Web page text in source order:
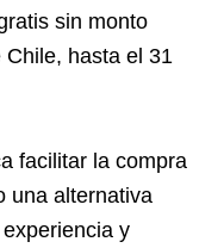
sin monto
hasta el 31
facilitar la compra
una alternativa
y